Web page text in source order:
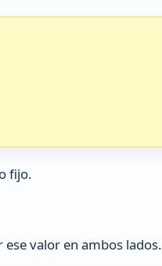
fijo.
valor en ambos lados.